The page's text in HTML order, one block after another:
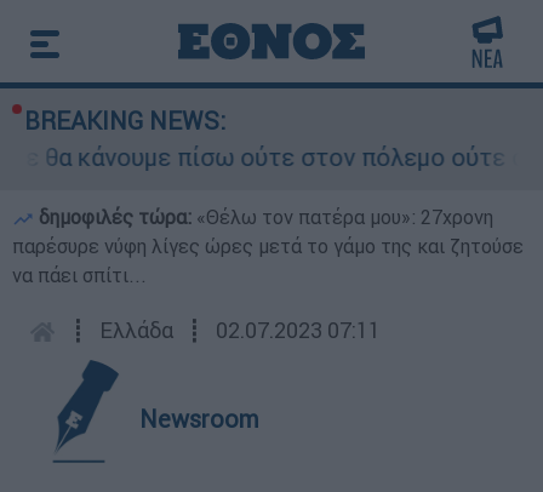
BREAKING NEWS:
θα κάνουμε πίσω ούτε στον πόλεμο ούτε στις
δημοφιλές τώρα: «Θέλω τον πατέρα μου»: 27χρονη
παρέσυρε νύφη λίγες ώρες μετά το γάμο της και ζητούσε
να πάει σπίτι...
┋ Ελλάδα ┋ 02.07.2023 07:11
Newsroom